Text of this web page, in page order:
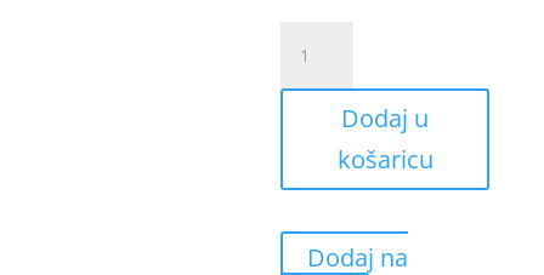
stolica
Emi
Dodaj u
košaricu
Dodaj na